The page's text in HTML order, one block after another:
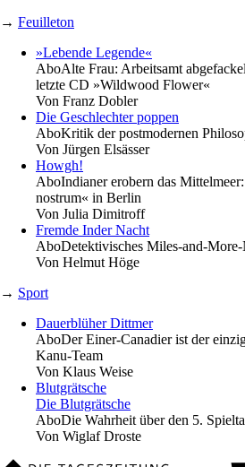
→ Feuilleton
»Lebende Legende«
AboAlte Frau: Arbeitsamt
letzte CD »Wildwood Flower«
Von Franz Dobler
Die Geschlechter poppen
AboKritik der postmodernen
Von Jürgen Elsässer
Howgh!
AboIndianer erobern das
nostrum« in Berlin
Von Julia Dimitroff
Fremde Inder Nacht
AboDetektivisches Miles-and-
Von Helmut Höge
→ Sport
Dauerblüher Dittmer
AboDer Einer-Canadier ist der
Kanu-Team
Von Klaus Weise
Blutgrätsche
Die Blutgrätsche
AboDie Wahrheit über den 5.
Von Wiglaf Droste